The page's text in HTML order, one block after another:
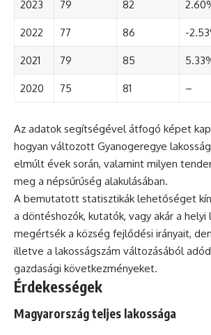
2023 79 82
2022 77 86 -
2021 79 85
2020 75 81 –
Az adatok segítségével átfogó képet
hogyan változott Gyanogeregye
elmúlt évek során, valamint milyen
meg a népsűrűség alakulásában.
A bemutatott statisztikák lehetőséget
a döntéshozók, kutatók, vagy akár a helyi
megértsék a község fejlődési irányait,
illetve a lakosságszám változásából
gazdasági következményeket.
Érdekességek
Magyarország teljes lakossága